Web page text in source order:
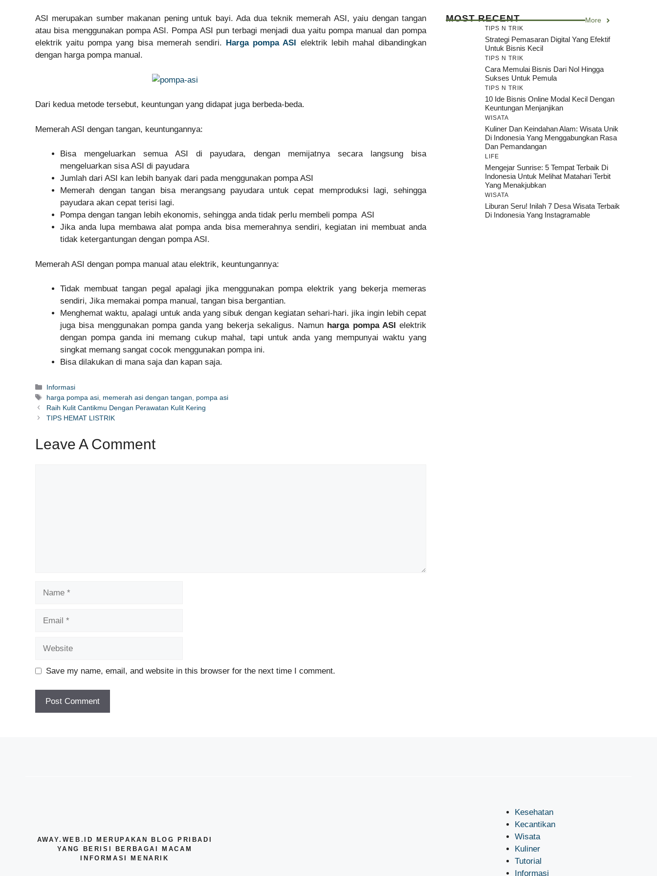
ASI merupakan sumber makanan pening untuk bayi. Ada dua teknik memerah ASI, yaiu dengan tangan
atau bisa menggunakan pompa ASI. Pompa ASI pun terbagi menjadi dua yaitu pompa manual dan pompa
elektrik yaitu pompa yang bisa memerah sendiri. Harga pompa ASI elektrik lebih mahal dibandingkan
dengan harga pompa manual.
Dari kedua metode tersebut, keuntungan yang didapat juga berbeda-beda.
Memerah ASI dengan tangan, keuntungannya:
Bisa mengeluarkan semua ASI di payudara, dengan memijatnya secara langsung bisa
mengeluarkan sisa ASI di payudara
Jumlah dari ASI kan lebih banyak dari pada menggunakan pompa ASI
Memerah dengan tangan bisa merangsang payudara untuk cepat memproduksi lagi, sehingga
payudara akan cepat terisi lagi.
Pompa dengan tangan lebih ekonomis, sehingga anda tidak perlu membeli pompa ASI
Jika anda lupa membawa alat pompa anda bisa memerahnya sendiri, kegiatan ini membuat anda
tidak ketergantungan dengan pompa ASI.
Memerah ASI dengan pompa manual atau elektrik, keuntungannya:
Tidak membuat tangan pegal apalagi jika menggunakan pompa elektrik yang bekerja memeras
sendiri, Jika memakai pompa manual, tangan bisa bergantian.
Menghemat waktu, apalagi untuk anda yang sibuk dengan kegiatan sehari-hari. jika ingin lebih cepat
juga bisa menggunakan pompa ganda yang bekerja sekaligus. Namun harga pompa ASI elektrik
dengan pompa ganda ini memang cukup mahal, tapi untuk anda yang mempunyai waktu yang
singkat memang sangat cocok menggunakan pompa ini.
Bisa dilakukan di mana saja dan kapan saja.
Categories
Informasi
Tags
harga pompa asi memerah asi dengan tangan
pompa asi
Raih Kulit Cantikmu Dengan Perawatan Kulit Kering
TIPS HEMAT LISTRIK
Leave A Comment
Save my name, email, and website in this browser for the next time I comment.
MOST RECENT More
TIPS N TRIK
Strategi Pemasaran Digital Yang Efektif
Untuk Bisnis Kecil
TIPS N TRIK
Cara Memulai Bisnis Dari Nol Hingga
Sukses Untuk Pemula
TIPS N TRIK
10 Ide Bisnis Online Modal Kecil Dengan
Keuntungan Menjanjikan
WISATA
Kuliner Dan Keindahan Alam: Wisata Unik
Di Indonesia Yang Menggabungkan Rasa
Dan Pemandangan
LIFE
Mengejar Sunrise: 5 Tempat Terbaik Di
Indonesia Untuk Melihat Matahari Terbit
Yang Menakjubkan
WISATA
Liburan Seru! Inilah 7 Desa Wisata Terbaik
Di Indonesia Yang Instagramable
AWAY.WEB.ID MERUPAKAN BLOG PRIBADI
YANG BERISI BERBAGAI MACAM
INFORMASI MENARIK
Kesehatan
Kecantikan
Wisata
Kuliner
Tutorial
Informasi